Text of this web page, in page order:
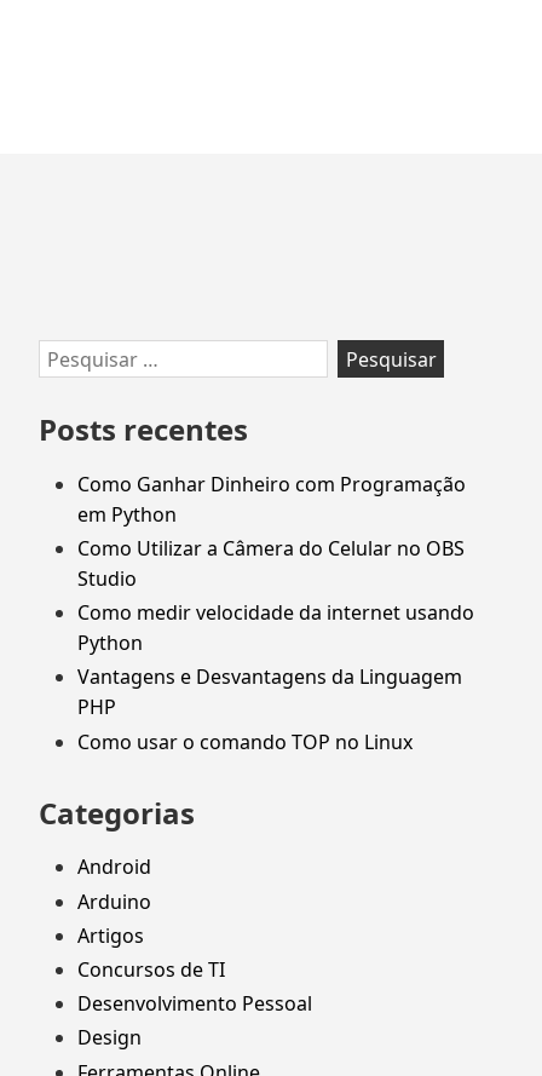
Pesquisar
por:
Posts recentes
Como Ganhar Dinheiro com Programação
em Python
Como Utilizar a Câmera do Celular no OBS
Studio
Como medir velocidade da internet usando
Python
Vantagens e Desvantagens da Linguagem
PHP
Como usar o comando TOP no Linux
Categorias
Android
Arduino
Artigos
Concursos de TI
Desenvolvimento Pessoal
Design